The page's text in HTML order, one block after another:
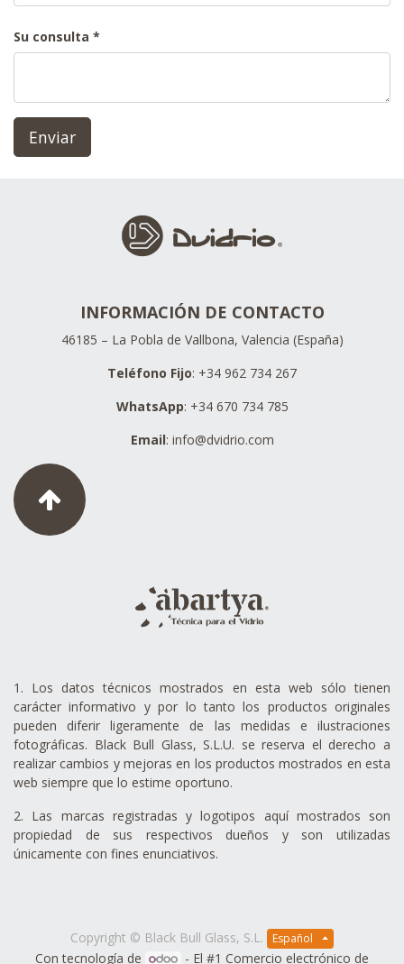
Su consulta
Enviar
INFORMACIÓN DE CONTACTO
46185 – La Pobla de Vallbona, Valencia (España)
Teléfono Fijo: +34 962 734 267
WhatsApp: +34 670 734 785
Email: info@dvidrio.com
1. Los datos técnicos mostrados en esta web sólo tienen
carácter informativo y por lo tanto los productos originales
pueden diferir ligeramente de las medidas e ilustraciones
fotográficas. Black Bull Glass, S.L.U. se reserva el derecho a
realizar cambios y mejoras en los productos mostrados en esta
web siempre que lo estime oportuno.
2. Las marcas registradas y logotipos aquí mostrados son
propiedad de sus respectivos dueños y son utilizadas
únicamente con fines enunciativos.
Copyright © Black Bull Glass, S.L. Español
Con tecnología de - El #1Comercio electrónico de